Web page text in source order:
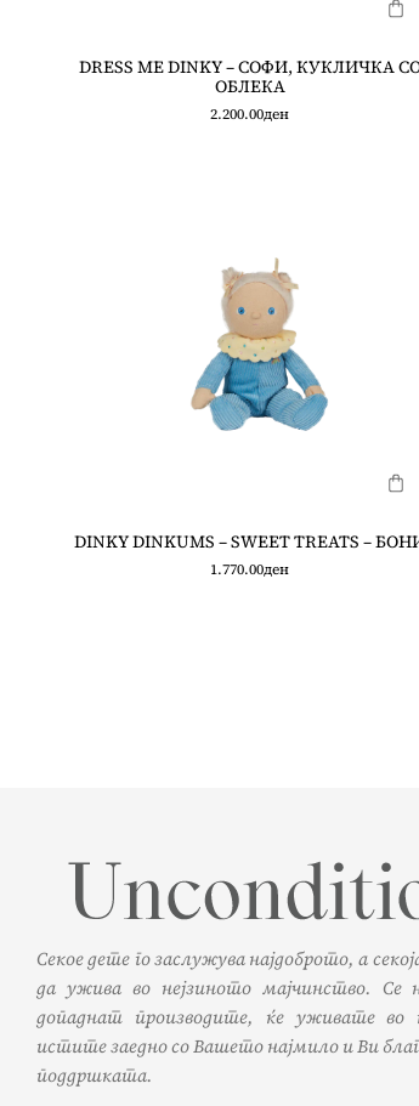
DRESS ME DINKY – СОФИ, КУКЛИЧКА
ОБЛЕКА
2.200.00ден
DINKY DINKUMS – SWEET TREATS –
1.770.00ден
Секое дете го заслужува најдоброто, а
да ужива во нејзиното мајчинство. Се
допаднат производите, ќе уживате во
истите заедно со Вашето најмило и Ви
поддршката.